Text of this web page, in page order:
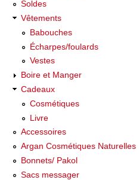
Soldes
Vêtements
Babouches
Écharpes/foulards
Vestes
Boire et Manger
Cadeaux
Cosmétiques
Livre
Accessoires
Argan Cosmétiques Naturelles
Bonnets/ Pakol
Sacs messager